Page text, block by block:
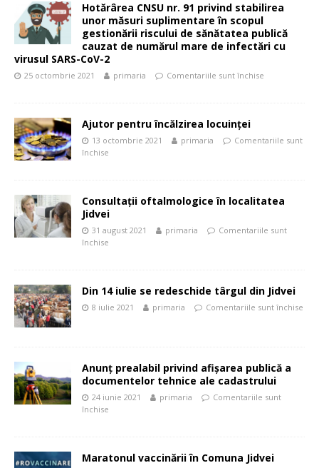
Hotărârea CNSU nr. 91 privind stabilirea
unor măsuri suplimentare în scopul
gestionării riscului de sănătatea publică
cauzat de numărul mare de infectări cu
virusul SARS-CoV-2
25 octombrie 2021 primaria Comentariile sunt închise
Ajutor pentru încălzirea locuinţei
13 octombrie 2021 primaria
Comentariile sunt
închise
Consultaţii oftalmologice în localitatea
Jidvei
31 august 2021 primaria
Comentariile sunt
închise
Din 14 iulie se redeschide târgul din Jidvei
8 iulie 2021 primaria Comentariile sunt închise
Anunţ prealabil privind afişarea publică a
documentelor tehnice ale cadastrului
24 iunie 2021 primaria
Comentariile sunt
închise
Maratonul vaccinării în Comuna Jidvei